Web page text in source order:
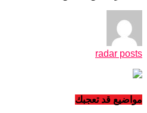
radar posts
مواضيع قد تعجبك